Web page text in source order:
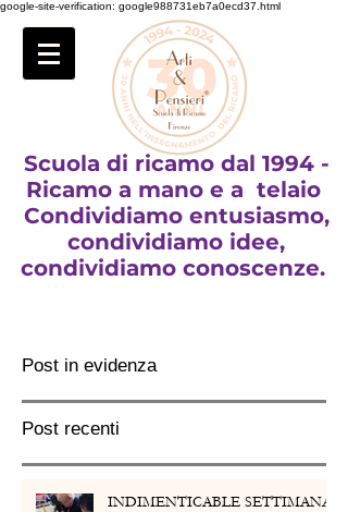
google-site-verification: google988731eb7a0ecd37.html
Scuola di ricamo dal 1994 -
Ricamo a mano e a telaio
Condividiamo entusiasmo,
condividiamo idee,
condividiamo conoscenze.
Post in evidenza
Post recenti
INDIMENTICABLE SETTIMANA